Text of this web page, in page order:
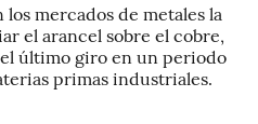
mercados de metales la
el arancel sobre el cobre,
último giro en un periodo
primas industriales.